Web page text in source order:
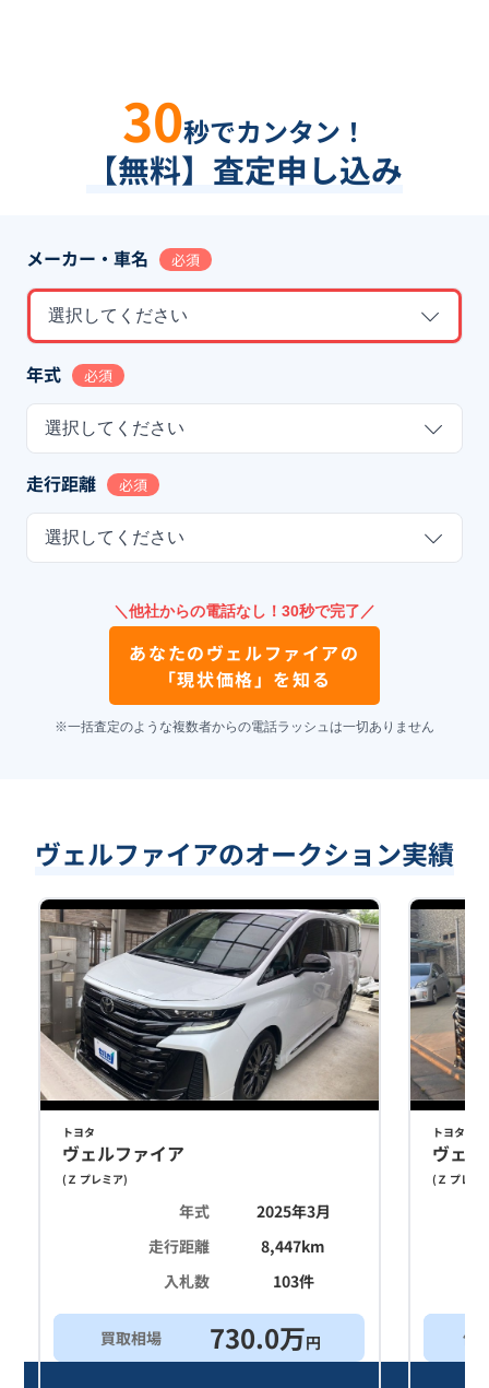
30秒でカンタン！
【無料】査定申し込み
メーカー・車名 必須
選択してください
年式 必須
選択してください
走行距離 必須
選択してください
＼他社からの電話なし！30秒で完了／
あなたのヴェルファイアの
「現状価格」を知る
※一括査定のような複数者からの電話ラッシュは一切ありません
ヴェルファイアのオークション実績
トヨタ
ヴェルファイア
( Ｚ プレミア)
年式
2025年3月
走行距離
8,447km
入札数
103件
買取相場 730.0万円
トヨタ
ヴェ
( Ｚ プレミ
他